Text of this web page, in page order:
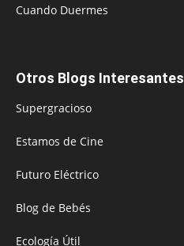
Cuando Duermes
Otros Blogs Interesantes
Supergracioso
Estamos de Cine
Futuro Eléctrico
Blog de Bebés
Ecología Útil